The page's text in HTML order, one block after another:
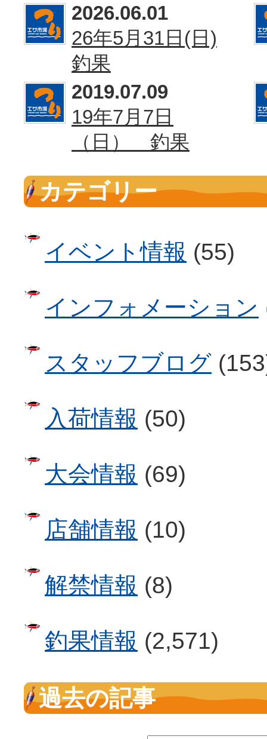
2026.06.01
26年5月31日(日)
釣果
2019.07.09
19年7月7日
（日） 釣果
カテゴリー
イベント情報 (55)
インフォメーション
スタッフブログ
入荷情報 (50)
大会情報 (69)
店舗情報 (10)
解禁情報 (8)
釣果情報 (2,571)
過去の記事